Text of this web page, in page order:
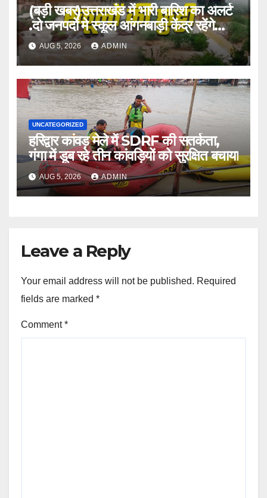
(बड़ी खबर)उत्तराखंड में भारी बारिश का अलर्ट
.दो जनपदों मे स्कूल आंगनबाड़ी केंद्र रहेंगे
बंद।AUG 5, 2026 ADMIN
UNCATEGORIZED
हरिद्वार कांवड़ मेले में SDRF की सतर्कता,
गंगा में डूब रहे तीन कांवड़ियों को सुरक्षित बचाया
AUG 5, 2026 ADMIN
Leave a Reply
Your email address will not be published. Required
fields are marked *
Comment*